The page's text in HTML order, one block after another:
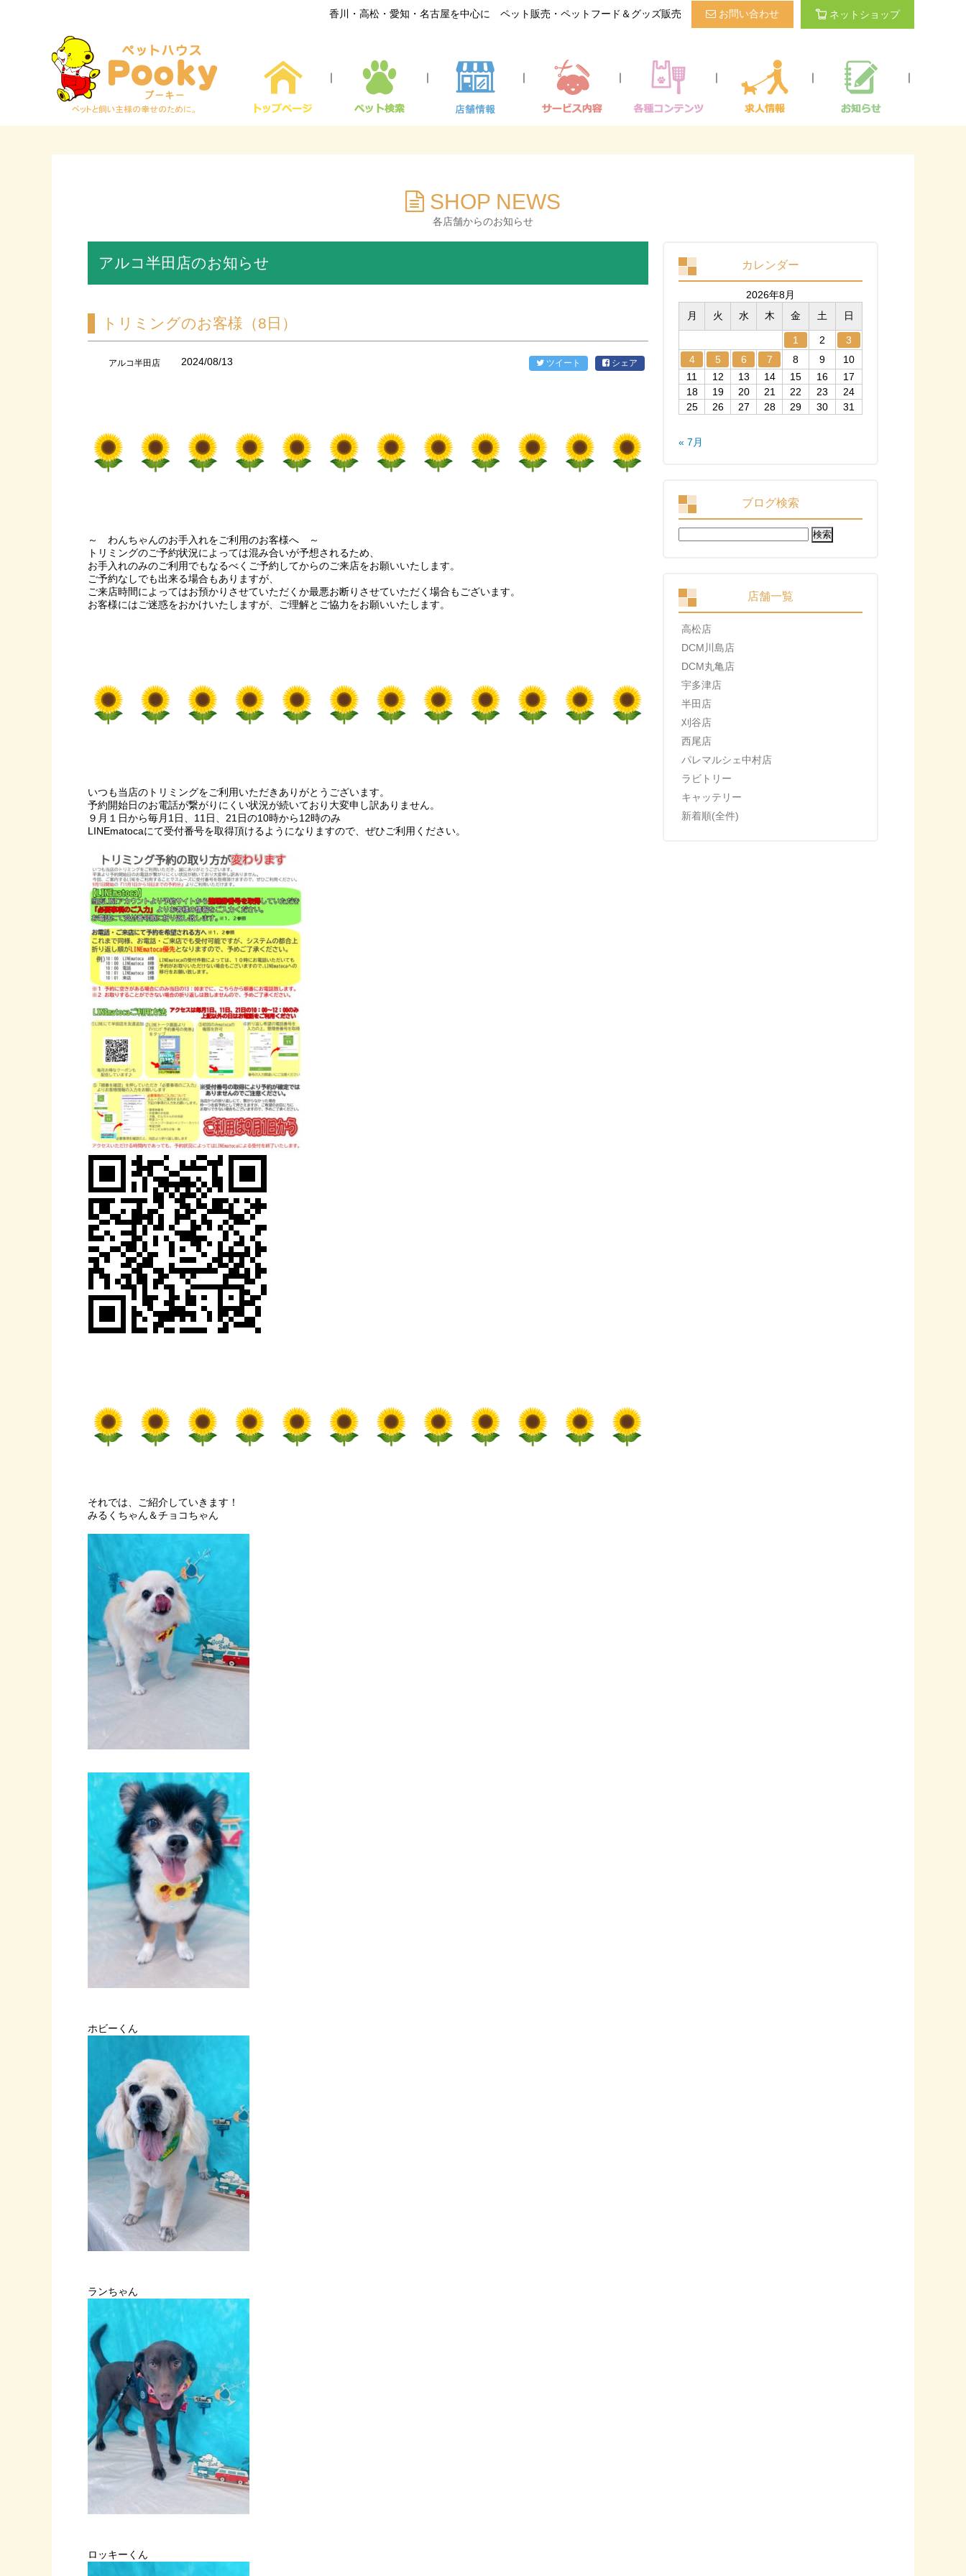
香川・高松・愛知・名古屋を中心に ペット販売・ペットフード＆グッズ販売 お問い合わせ ネットショップ
｜ ｜ ｜ ｜ ｜ ｜ ｜
SHOP NEWS
各店舗からのお知らせ
アルコ半田店のお知らせ
トリミングのお客様（8日）
アルコ半田店 2024/08/13 ツイート シェア
～ わんちゃんのお手入れをご利用のお客様へ ～
トリミングのご予約状況によっては混み合いが予想されるため、
お手入れのみのご利用でもなるべくご予約してからのご来店をお願いいたします。
ご予約なしでも出来る場合もありますが、
ご来店時間によってはお預かりさせていただくか最悪お断りさせていただく場合もございます。
お客様にはご迷惑をおかけいたしますが、ご理解とご協力をお願いいたします。
いつも当店のトリミングをご利用いただきありがとうございます。
予約開始日のお電話が繋がりにくい状況が続いており大変申し訳ありません。
９月１日から毎月1日、11日、21日の10時から12時のみ
LINEmatocaにて受付番号を取得頂けるようになりますので、ぜひご利用ください。
それでは、ご紹介していきます！
みるくちゃん＆チョコちゃん
ホビーくん
ランちゃん
ロッキーくん
カレンダー
2026年8月
月
火 水 木 金 土 日
1 2
3
4
5 6 7 8 9
10
11
12 13 14 15 16
17
18
19 20 21 22 23
24
25
26 27 28 29 30 31
« 7月
ブログ検索
検
索:
店舗一覧
高松店
DCM川島店
DCM丸亀店
宇多津店
半田店
刈谷店
西尾店
パレマルシェ中村店
ラビトリー
キャッテリー
新着順(全件)